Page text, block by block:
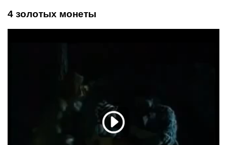
4 золотых монеты